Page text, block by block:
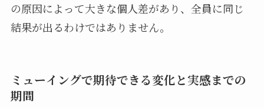
の原因によって大きな個人差があり、全員に同じ
結果が出るわけではありません。
ミューイングで期待できる変化と実感までの
期間